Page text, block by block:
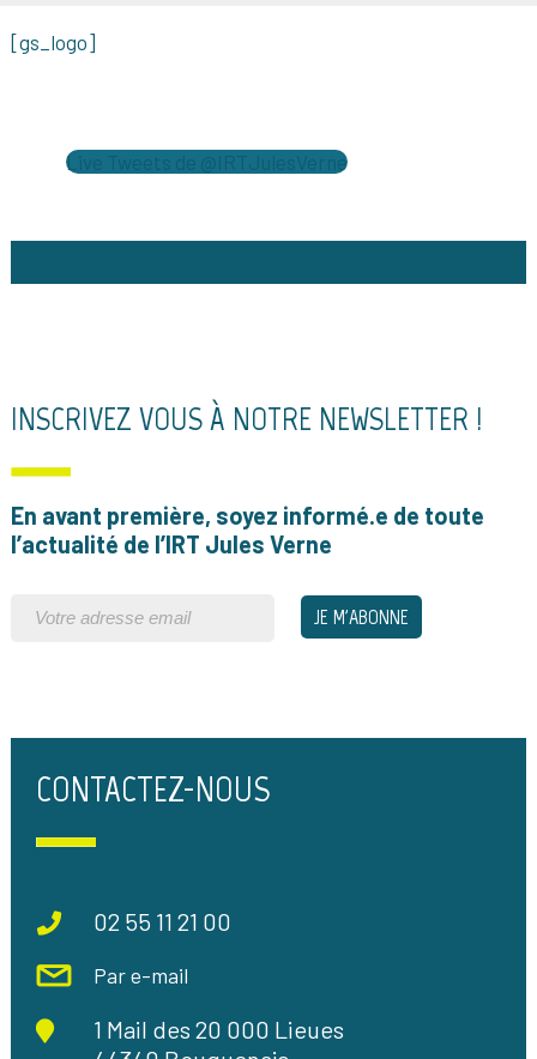
[gs_logo]
Live Tweets de @IRTJulesVerne
INSCRIVEZ VOUS À NOTRE NEWSLETTER !
En avant première, soyez informé.e de toute
l’actualité de l’IRT Jules Verne
CONTACTEZ-NOUS
02 55 11 21 00
Par e-mail
1 Mail des 20 000 Lieues